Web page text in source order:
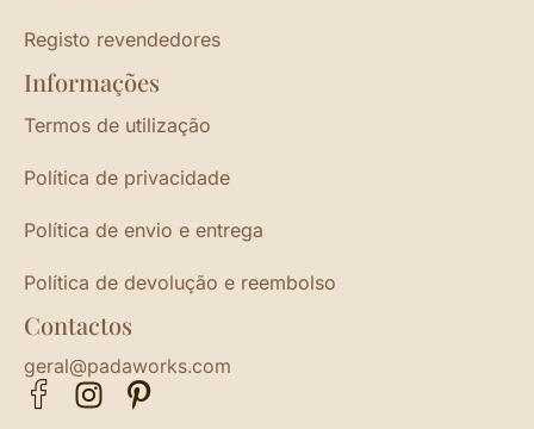
Registo revendedores
Informações
Termos de utilização
Política de privacidade
Política de envio e entrega
Política de devolução e reembolso
Contactos
geral@padaworks.com